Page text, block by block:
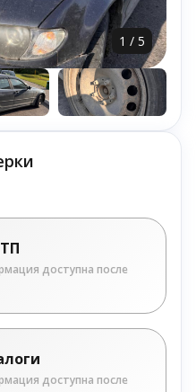
1 / 5
доступна после
доступна после